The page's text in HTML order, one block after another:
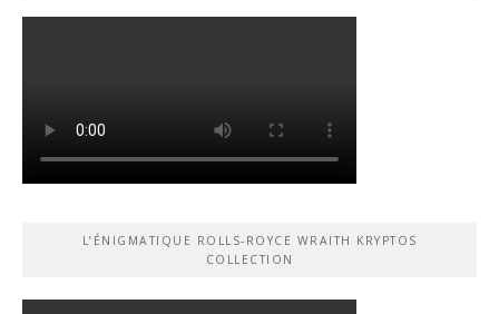
L’ÉNIGMATIQUE ROLLS-ROYCE WRAITH KRYPTOS
COLLECTION